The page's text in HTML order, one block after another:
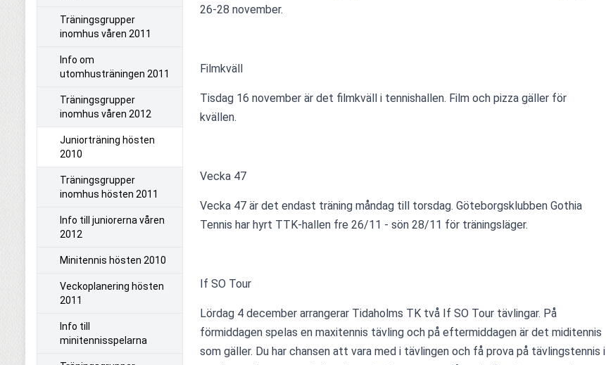
Träningsgrupper
inomhus våren 2011
Info om
utomhusträningen 2011
Träningsgrupper
inomhus våren 2012
Juniorträning hösten
2010
Träningsgrupper
inomhus hösten 2011
Info till juniorerna våren
2012
Minitennis hösten 2010
Veckoplanering hösten
2011
Info till
minitennisspelarna
26-28 november.
Filmkväll
Tisdag 16 november är det filmkväll i tennishallen. Film och pizza gäller för
kvällen.
Vecka 47
Vecka 47 är det endast träning måndag till torsdag. Göteborgsklubben Gothia
Tennis har hyrt TTK-hallen fre 26/11 - sön 28/11 för träningsläger.
If SO Tour
Lördag 4 december arrangerar Tidaholms TK två If SO Tour tävlingar. På
förmiddagen spelas en maxitennis tävling och på eftermiddagen är det miditennis
som gäller. Du har chansen att vara med i tävlingen och få prova på tävlingstennis i